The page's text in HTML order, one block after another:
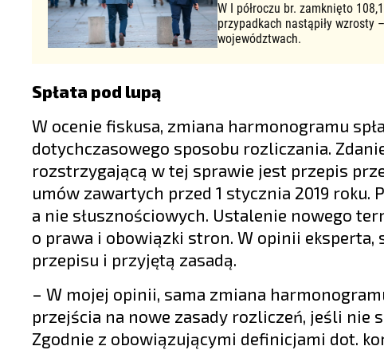
W I półroczu br. zamknięto
przypadkach nastąpiły wzrosty
województwach.
Spłata pod lupą
W ocenie fiskusa, zmiana harmonogramu
dotychczasowego sposobu rozliczania.
rozstrzygającą w tej sprawie jest przepis
umów zawartych przed 1 stycznia 2019
a nie słusznościowych. Ustalenie nowego
o prawa i obowiązki stron. W opinii
przepisu i przyjętą zasadą.
– W mojej opinii, sama zmiana
przejścia na nowe zasady rozliczeń, jeśli nie
Zgodnie z obowiązującymi definicjami dot.